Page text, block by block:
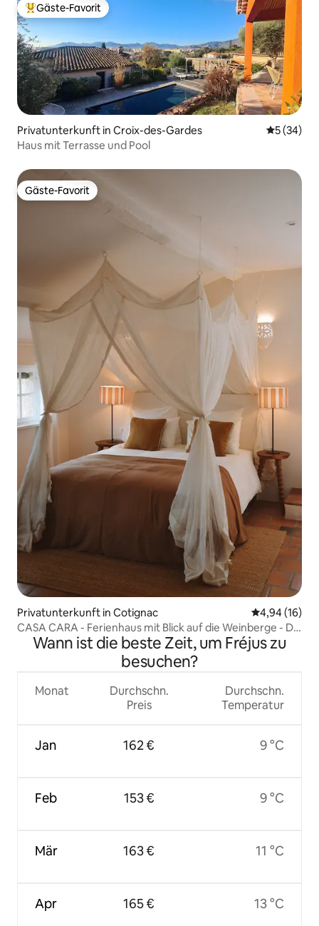
Beliebter Gäste-Favorit.
Gäste-Favorit
Privatunterkunft in Croix-des-Gardes
5 (34)
Haus mit Terrasse und Pool
Gäste-Favorit
Gäste-Favorit
Privatunterkunft in Cotignac
4,94 (16)
CASA CARA - Ferienhaus mit Blick auf die Weinberge - Die
Terrasse
Wann ist die beste Zeit, um Fréjus zu
besuchen?
Monat
Jan
Feb
Mär
Apr
Durchschn.
Preis
162 €
153 €
163 €
165 €
Durchschn.
Temperatur
9 °C
9 °C
11 °C
13 °C